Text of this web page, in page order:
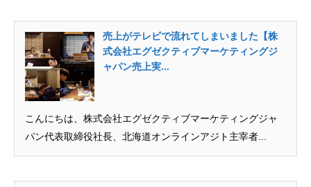
売上がテレビで流れてしまいました【株
式会社エグゼクティブマーケティングジ
ャパン売上実...
こんにちは、株式会社エグゼクティブマーケティングジャ
パン代表取締役社長、北海道オンラインアジト主宰者...